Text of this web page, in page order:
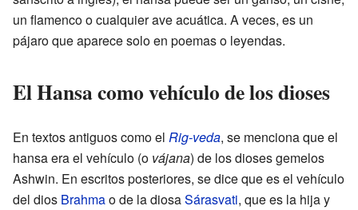
un flamenco o cualquier ave acuática. A veces, es un
pájaro que aparece solo en poemas o leyendas.
El Hansa como vehículo de los dioses
En textos antiguos como el Rig-veda, se menciona que el
hansa era el vehículo (o vájana) de los dioses gemelos
Ashwin. En escritos posteriores, se dice que es el vehículo
del dios Brahmao de la diosaSárasvati, que es la hija y